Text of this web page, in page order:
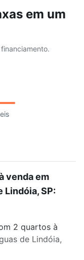
em um
venda em
Lindóia, SP:
2 quartos à
de Lindóia,